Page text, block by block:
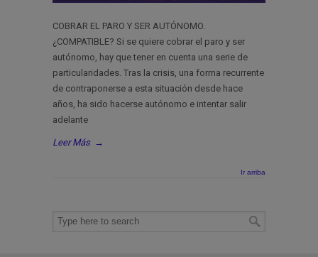
COBRAR EL PARO Y SER AUTÓNOMO.
¿COMPATIBLE? Si se quiere cobrar el paro y ser
autónomo, hay que tener en cuenta una serie de
particularidades. Tras la crisis, una forma recurrente
de contraponerse a esta situación desde hace
años, ha sido hacerse autónomo e intentar salir
adelante
Leer Más →
Ir arriba